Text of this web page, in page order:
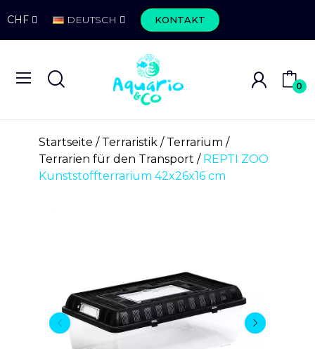
CHF DEUTSCH KONTAKT
0
Startseite Terraristik
Terrarium
Terrarien für den Transport
REPTI ZOO
Kunststoffterrarium 42x26x16 cm